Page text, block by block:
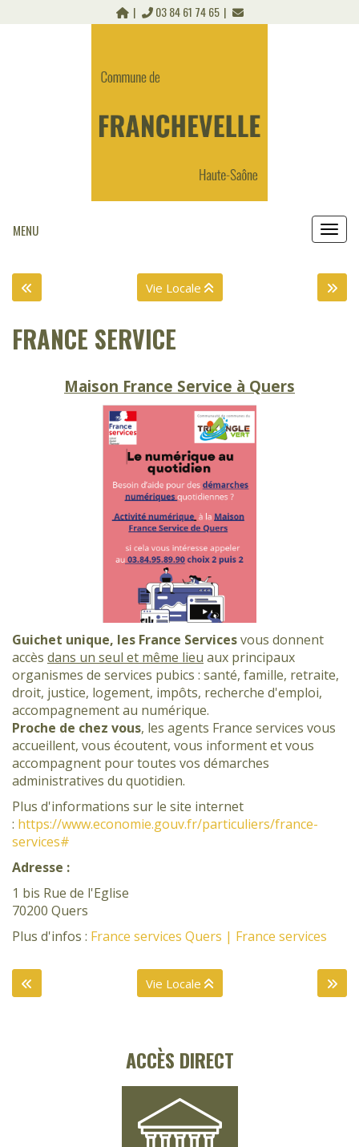
03 84 61 74 65
MENU
Vie Locale
FRANCE SERVICE
Maison France Service à Quers
Guichet unique, les France Servicesvous donnent
accès dans un seul et même lieu aux principaux
organismes de services pubics : santé, famille, retraite,
droit, justice, logement, impôts, recherche d'emploi,
accompagnement au numérique.
Proche de chez vous, les agents France services vous
accueillent, vous écoutent, vous informent et vous
accompagnent pour toutes vos démarches
administratives du quotidien.
Plus d'informations sur le site internet
: https://www.economie.gouv.fr/particuliers/france-
services#
Adresse :
1 bis Rue de l'Eglise
70200 Quers
Plus d'infos : France services Quers | France services
Vie Locale
ACCÈS DIRECT
Panneau de gestion des cookies